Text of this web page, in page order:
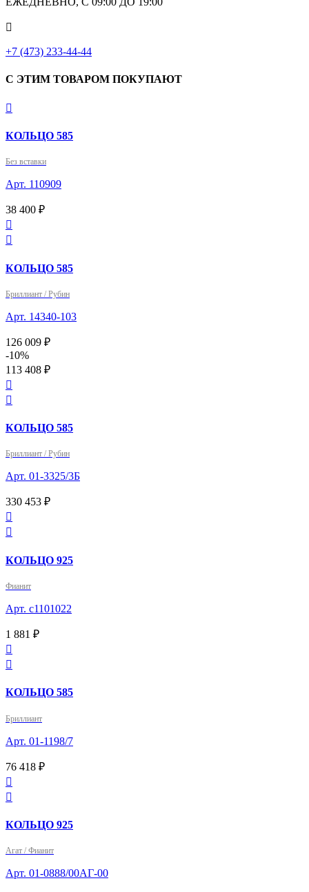

+7 (473) 233-44-44
С ЭТИМ ТОВАРОМ ПОКУПАЮТ

КОЛЬЦО 585
Без вставки
Арт. 110909
38 400 ₽


КОЛЬЦО 585
Бриллиант / Рубин
Арт. 14340-103
126 009 ₽
-10%
113 408 ₽


КОЛЬЦО 585
Бриллиант / Рубин
Арт. 01-3325/3Б
330 453 ₽


КОЛЬЦО 925
Фианит
Арт. с1101022
1 881 ₽


КОЛЬЦО 585
Бриллиант
Арт. 01-1198/7
76 418 ₽


КОЛЬЦО 925
Агат / Фианит
Арт. 01-0888/00АГ-00